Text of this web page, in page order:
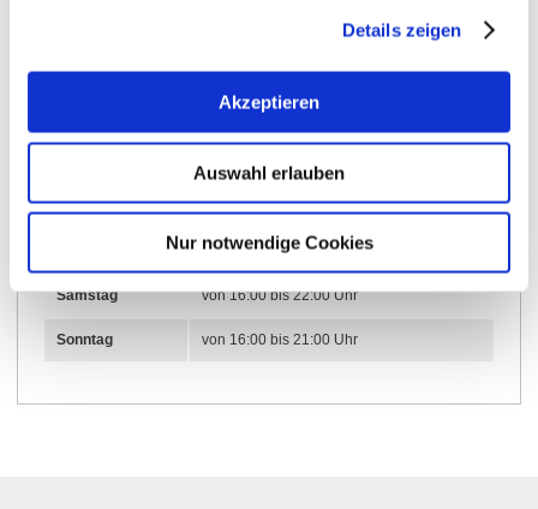
Details zeigen
Akzeptieren
Auswahl erlauben
Nur notwendige Cookies
Öffnungszeiten
von 17:00 bis 22:00 Uhr
Samstag von 16:00 bis 22:00 Uhr
Sonntag von 16:00 bis 21:00 Uhr